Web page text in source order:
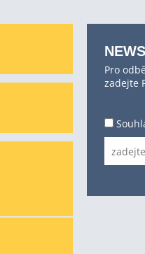
Pro
zadejte